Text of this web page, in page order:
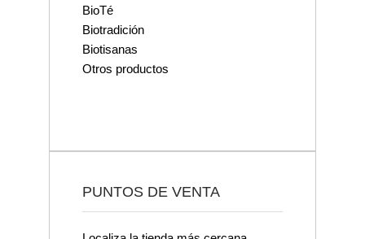
BioTé
Biotradición
Biotisanas
Otros productos
PUNTOS DE VENTA